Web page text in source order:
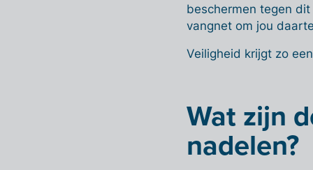
beschermen tegen
vangnet om jou
Veiligheid krijgt zo
Wat zijn
nadelen?